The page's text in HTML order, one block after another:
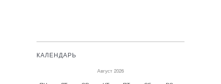
КАЛЕНДАРЬ
Август 2026